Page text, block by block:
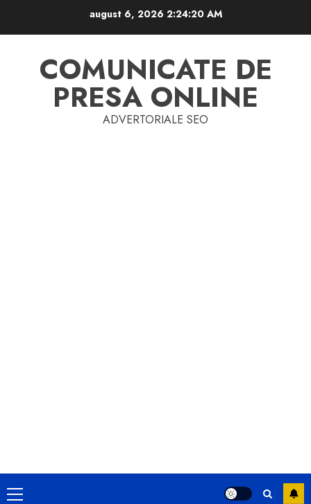
august 6, 20262:24:21 AM
COMUNICATE DE
PRESA ONLINE
ADVERTORIALE SEO
Primary